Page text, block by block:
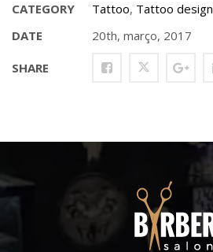
CATEGORY Tattoo, Tattoo design
DATE
20th, março, 2017
SHARE